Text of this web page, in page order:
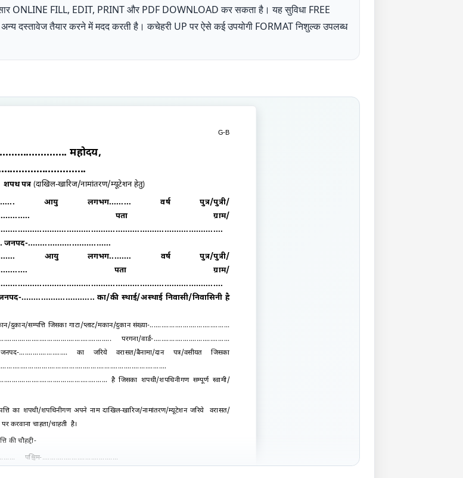
ONLINE FILL, EDIT, PRINT और PDF DOWNLOAD कर सकता है। यह सुविधा FREE
दस्तावेज तैयार करने में मदद करती है। कचेहरी UP पर ऐसे कई उपयोगी FORMAT निशुल्क उपलब्ध
G-B
महोदय,
शपथ पत्र (दाखिल-खारिज/नामांतरण/म्यूटेशन हेतु)
आयु लगभग......... वर्ष पुत्र/पुत्री/
पता ग्राम/
जनपद-..................................
आयु लगभग......... वर्ष पुत्र/पुत्री/
पता ग्राम/
.............................. का/की स्थाई/अस्थाई निवासी/निवासिनी है
दुकान/सम्पत्ति जिसका गाटा/प्लाट/मकान/दुकान संख्या-.........................................
परगना/वार्ड-.......................................
......................... का जरिये वरासत/बैनामा/दान पत्र/वसीयत जिसका
है जिसका शपथी/शपथिनीगण सम्पूर्ण स्वामी/
का शपथी/शपथिनीगण अपने नाम दाखिल-खारिज/नामांतरण/म्यूटेशन जरिये वरासत/
करवाना चाहता/चाहती है।
की चौहद्दी-
पश्चिम-.......................................